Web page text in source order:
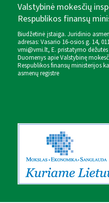
Valstybinė mokesčių
Respublikos finansų
Biudžetinė įstaiga. Juridinio
adresas: Vasario 16-osios g. 14,
vmi@vmi.lt, E. pristatymo dėžutės
Duomenys apie Valstybinę
Respublikos finansų ministerijos
asmenų registre